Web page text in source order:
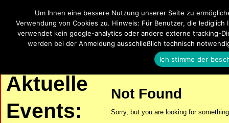
SalsaUlm
Salsa, Bachata, Kizomba, Zouk und
SALSA UND
Aktuelle
Events:
Not Found
Sorry, but you are looking for
Um Ihnen eine bessere Nutzung unserer Seite zu
Verwendung von Cookies zu. Hinweis: Für Benutzer, die
verwendet kein google-analytics oder andere externe tracking-
werden bei der Anmeldung ausschließlich technisch
Ich stimme der